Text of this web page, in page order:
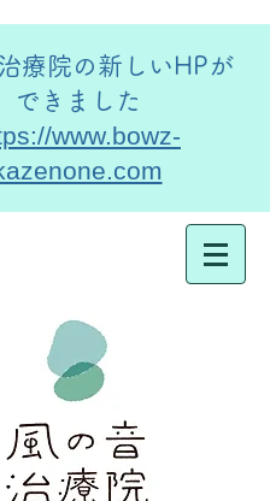
療院の新しいHPが
できました
www.bowz-